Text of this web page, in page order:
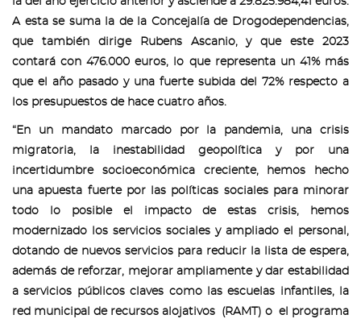
A esta se suma la de la Concejalía de Drogodependencias,
que también dirige Rubens Ascanio, y que este 2023
contará con 476.000 euros, lo que representa un 41% más
que el año pasado y una fuerte subida del 72% respecto a
los presupuestos de hace cuatro años.
“En un mandato marcado por la pandemia, una crisis
migratoria, la inestabilidad geopolítica y por una
incertidumbre socioeconómica creciente, hemos hecho
una apuesta fuerte por las políticas sociales para minorar
todo lo posible el impacto de estas crisis, hemos
modernizado los servicios sociales y ampliado el personal,
dotando de nuevos servicios para reducir la lista de espera,
además de reforzar, mejorar ampliamente y dar estabilidad
a servicios públicos claves como las escuelas infantiles, la
red municipal de recursos alojativos (RAMT) o el programa